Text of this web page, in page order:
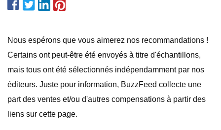
Nous espérons que vous aimerez nos recommandations !
Certains ont peut-être été envoyés à titre d'échantillons,
mais tous ont été sélectionnés indépendamment par nos
éditeurs. Juste pour information, BuzzFeed collecte une
part des ventes et/ou d'autres compensations à partir des
liens sur cette page.